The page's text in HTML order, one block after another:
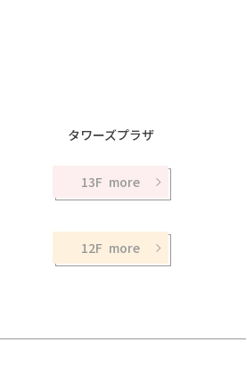
タワーズプラザ
13F
12F